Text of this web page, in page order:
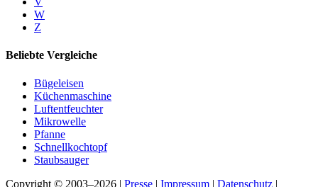
W
Z
Beliebte Vergleiche
Bügeleisen
Küchenmaschine
Luftentfeuchter
Mikrowelle
Pfanne
Schnellkochtopf
Staubsauger
Copyright © 2003–2026 | Presse | Impressum | Datenschutz |